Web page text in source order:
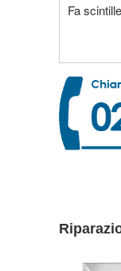
Fa scintille